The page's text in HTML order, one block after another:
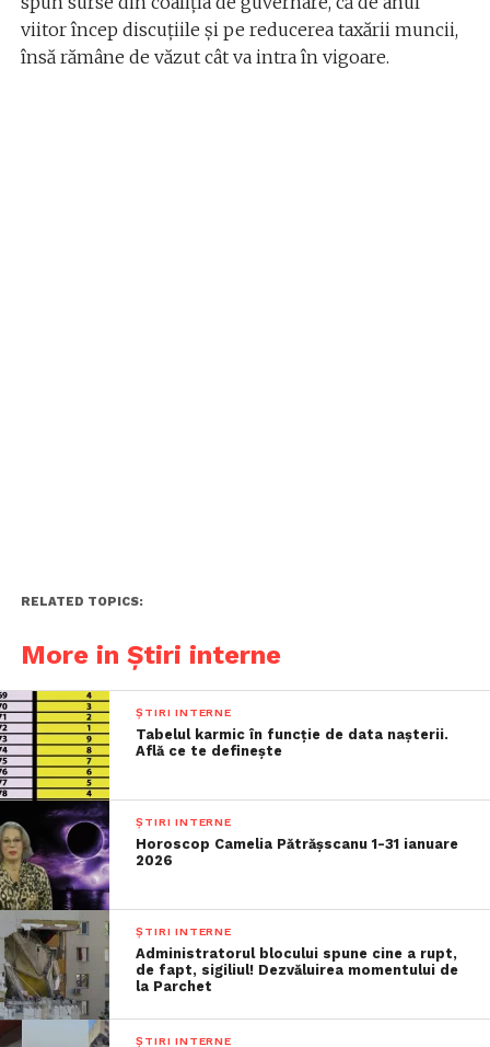
viitor încep discuțiile și pe reducerea taxării muncii,
însă rămâne de văzut cât va intra în vigoare.
RELATED TOPICS:
More in Știri interne
ȘTIRI INTERNE
Tabelul karmic în funcție de data nașterii.
Află ce te definește
ȘTIRI INTERNE
Horoscop Camelia Pătrășscanu 1-31 ianuare
2026
ȘTIRI INTERNE
Administratorul blocului spune cine a rupt,
de fapt, sigiliul! Dezvăluirea momentului de
la Parchet
ȘTIRI INTERNE